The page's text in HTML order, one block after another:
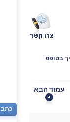
בטופס
עמוד הבא